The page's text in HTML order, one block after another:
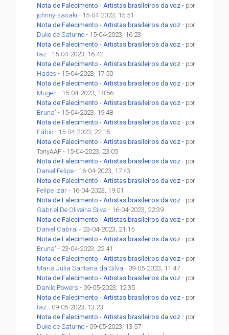
Nota de Falecimento - Artistas brasileiros da voz - por
johnny-sasaki - 15-04-2023, 15:51
Nota de Falecimento - Artistas brasileiros da voz - por
Duke de Saturno - 15-04-2023, 16:23
Nota de Falecimento - Artistas brasileiros da voz - por
taz - 15-04-2023, 16:42
Nota de Falecimento - Artistas brasileiros da voz - por
Hades - 15-04-2023, 17:50
Nota de Falecimento - Artistas brasileiros da voz - por
Mugen - 15-04-2023, 18:56
Nota de Falecimento - Artistas brasileiros da voz - por
Bruna' - 15-04-2023, 19:48
Nota de Falecimento - Artistas brasileiros da voz - por
Fábio - 15-04-2023, 22:15
Nota de Falecimento - Artistas brasileiros da voz - por
TonyAAF - 15-04-2023, 23:05
Nota de Falecimento - Artistas brasileiros da voz - por
Daniel Felipe - 16-04-2023, 17:43
Nota de Falecimento - Artistas brasileiros da voz - por
Felipe Izar - 16-04-2023, 19:01
Nota de Falecimento - Artistas brasileiros da voz - por
Gabriel De Oliveira Silva - 16-04-2023, 22:39
Nota de Falecimento - Artistas brasileiros da voz - por
Daniel Cabral - 23-04-2023, 21:15
Nota de Falecimento - Artistas brasileiros da voz - por
Bruna' - 23-04-2023, 22:41
Nota de Falecimento - Artistas brasileiros da voz - por
Maria Júlia Santana da Silva - 09-05-2023, 11:47
Nota de Falecimento - Artistas brasileiros da voz - por
Danilo Powers - 09-05-2023, 12:35
Nota de Falecimento - Artistas brasileiros da voz - por
taz - 09-05-2023, 13:23
Nota de Falecimento - Artistas brasileiros da voz - por
Duke de Saturno - 09-05-2023, 13:57